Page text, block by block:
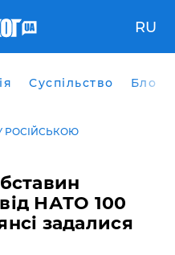
RU
Суспільство Блоги
РОСІЙСЬКОЮ
НАТО 100
задалися